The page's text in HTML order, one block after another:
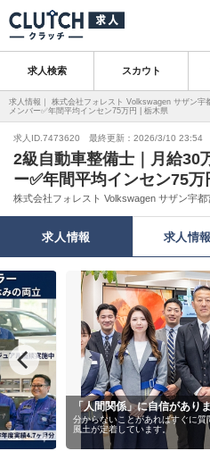
求人検索 スカウト
求人情報｜ 株式会社フォレスト Volkswagen サザン宇
メンバー✅年間平均インセン75万円 | 栃木県
求人ID.7473620 最終更新：2026/3/10 23:54
2級自動車整備士｜月給30
ー✅年間平均インセン75万
株式会社フォレスト Volkswagen サザン宇都
求人情報 求人情
「人間関係」に自信があり
分からないことがあればすぐに質
風土が定着しています。